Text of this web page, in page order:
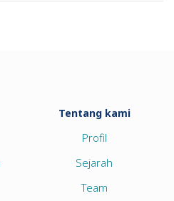
Tentang kami
Profil
Sejarah
Team